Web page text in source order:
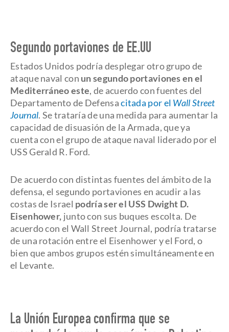
Segundo portaviones de EE.UU
Estados Unidos podría desplegar otro grupo de
ataque naval con un segundo portaviones en el
Mediterráneo este, de acuerdo con fuentes del
Departamento de Defensacitada por el Wall Street
Journal. Se trataría de una medida para aumentar la
capacidad de disuasión de la Armada, que ya
cuenta con el grupo de ataque naval liderado por el
USS Gerald R. Ford.
De acuerdo con distintas fuentes del ámbito de la
defensa, el segundo portaviones en acudir a las
costas de Israel podría ser el USS Dwight D.
Eisenhower, junto con sus buques escolta. De
acuerdo con el Wall Street Journal, podría tratarse
de una rotación entre el Eisenhower y el Ford, o
bien que ambos grupos estén simultáneamente en
el Levante.
La Unión Europea confirma que se